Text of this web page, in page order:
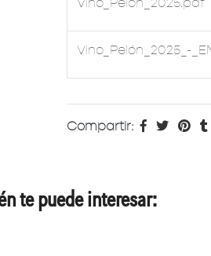
Vino_Pelón_2025.pdf
Vino_Pelón_2025_-
Compartir:
te puede interesar: